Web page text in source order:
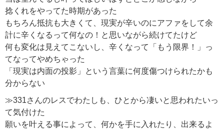
捻くれをやってた時期があった
もちろん抵抗も大きくて、現実が辛いのにアファをして余
計に辛くなるって何なの！と思いながら続けてたけど
何も変化は見えてこないし、辛くなって「もう限界！」っ
てなってやめちゃった
「現実は内面の投影」という言葉に何度傷つけられたかも
分からない
≫331さんのレスでわたしも、ひとから凄いと思われたいっ
て気付けた
願いを叶える事によって、何かを手に入れたり、出来るよ